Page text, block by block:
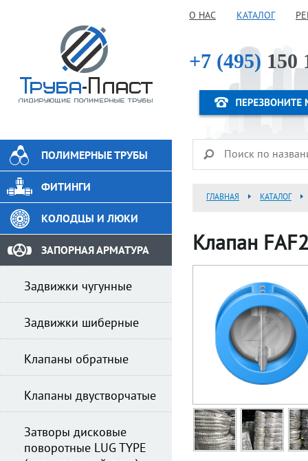
О НАС КАТАЛОГ
+7 (495) 150
ГЛАВНАЯ КАТАЛОГ
Клапан
ПОЛИМЕРНЫЕ ТРУБЫ
ФИТИНГИ
КОЛОДЦЫ И ЛЮКИ
ЗАПОРНАЯ АРМАТУРА
Задвижки чугунные
Задвижки шиберные
Клапаны обратные
Клапаны двустворчатые
Затворы дисковые
поворотные LUG TYPE